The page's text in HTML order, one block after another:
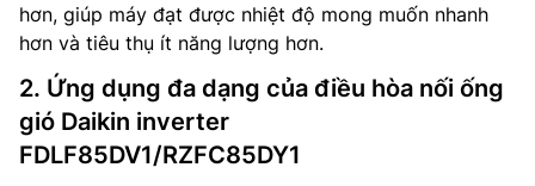
hơn, giúp máy đạt được nhiệt độ mong muốn nhanh
hơn và tiêu thụ ít năng lượng hơn.
2. Ứng dụng đa dạng của điều hòa nối ống
gió Daikin inverter
FDLF85DV1/RZFC85DY1